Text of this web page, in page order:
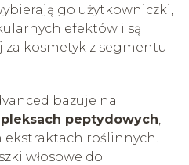
go użytkowniczki,
efektów i są
za kosmetyk z segmentu
bazuje na
peptydowych
roślinnych.
włosowe do